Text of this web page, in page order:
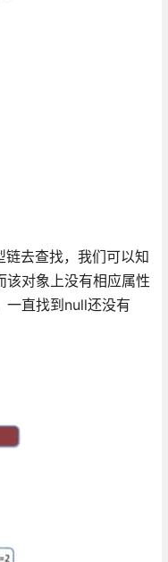
去查找，我们可以知
该对象上没有相应属性
一直找到null还没有